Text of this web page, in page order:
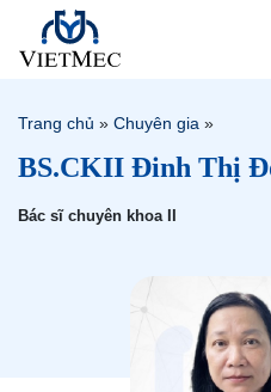
Trang chủ » Chuyên gia »
BS.CKII Đinh Thị
Bác sĩ chuyên khoa II